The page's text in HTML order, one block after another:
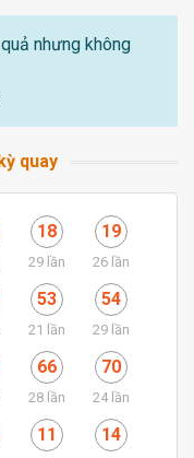
nhưng không
quay
18
29 lần
19
26 lần
53
21 lần
54
29 lần
66
28 lần
70
24 lần
11 14